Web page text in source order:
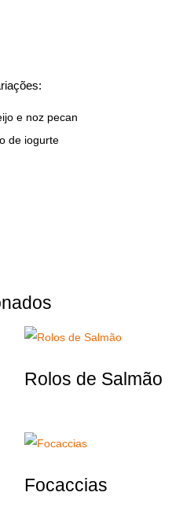
e noz pecan
de iogurte
Rolos de Salmão
Focaccias